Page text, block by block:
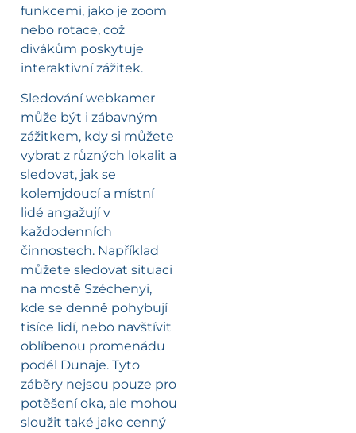
funkcemi, jako je zoom
nebo rotace, což
divákům poskytuje
interaktivní zážitek.
Sledování webkamer
může být i zábavným
zážitkem, kdy si můžete
vybrat z různých lokalit a
sledovat, jak se
kolemjdoucí a místní
lidé angažují v
každodenních
činnostech. Například
můžete sledovat situaci
na mostě Széchenyi,
kde se denně pohybují
tisíce lidí, nebo navštívit
oblíbenou promenádu
podél Dunaje. Tyto
záběry nejsou pouze pro
potěšení oka, ale mohou
sloužit také jako cenný